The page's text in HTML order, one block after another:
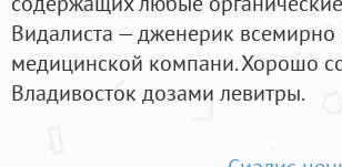
Видалиста — дженерик
медицинской компани. Хорошо
Владивосток дозами левитры.